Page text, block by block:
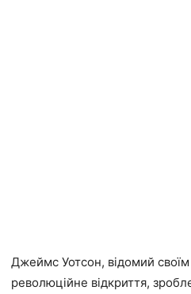
Джеймс Уотсон, відомий своїм
революційне відкриття,